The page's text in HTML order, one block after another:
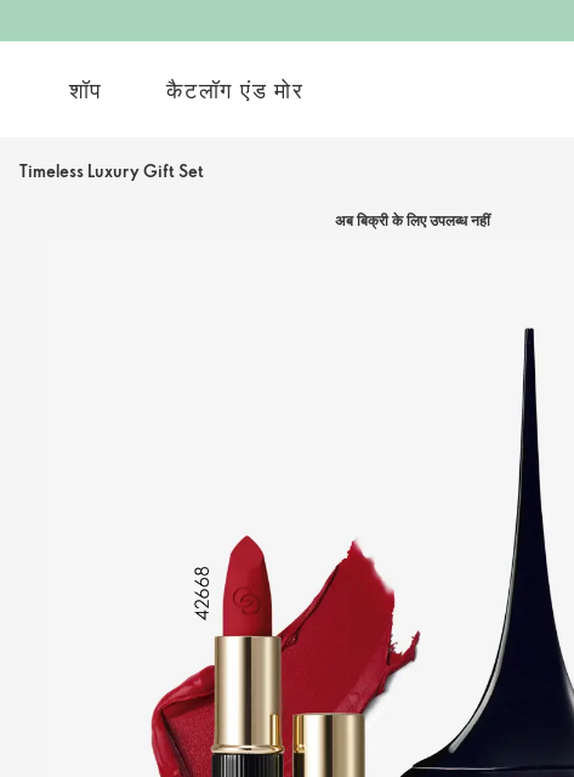
शॉप कैटलॉग एंड मोर
Timeless Luxury Gift Set
अब बिक्री के लिए उपलब्ध नहीं